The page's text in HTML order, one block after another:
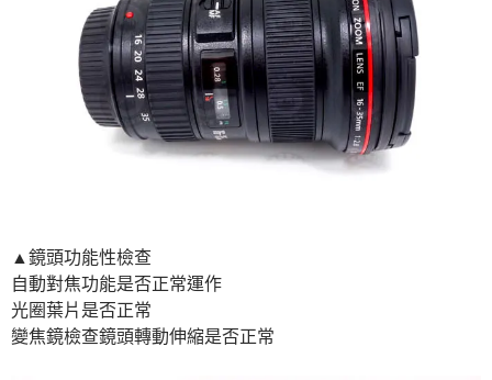
▲鏡頭功能性檢查
自動對焦功能是否正常運作
光圈葉片是否正常
變焦鏡檢查鏡頭轉動伸縮是否正常